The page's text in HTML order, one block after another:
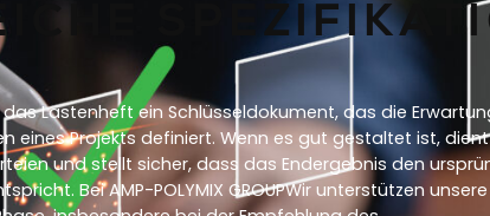
Lastenheft ein Schlüsseldokument, das die
eines Projekts definiert. Wenn es gut gestaltet ist,
und stellt sicher, dass das Endergebnis den
Bei AMP-POLYMIX GROUPWir unterstützen